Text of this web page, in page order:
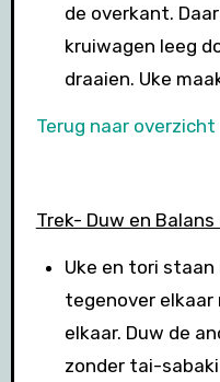
de overkant.
kruiwagen leeg
draaien. Uke
Terug naar overzicht
Trek- Duw en
Uke en tori
tegenover
elkaar. Duw de
zonder tai-